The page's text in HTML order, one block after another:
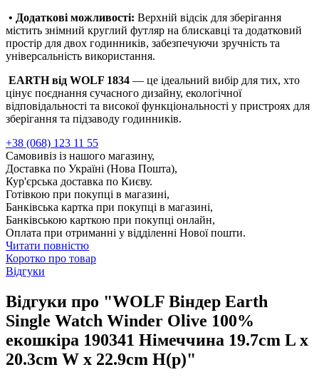
• Додаткові можливості: Верхній відсік для зберігання
містить знімний круглий футляр на блискавці та додатковий
простір для двох годинників, забезпечуючи зручність та
універсальність використання.
EARTH від WOLF 1834 — це ідеальний вибір для тих, хто
цінує поєднання сучасного дизайну, екологічної
відповідальності та високої функціональності у пристроях для
зберігання та підзаводу годинників.
+38 (068) 123 11 55
Самовивіз із нашого магазину,
Доставка по Україні (Нова Пошта),
Кур'єрська доставка по Києву.
Готівкою при покупці в магазині,
Банківська картка при покупці в магазині,
Банківською карткою при покупці онлайн,
Оплата при отриманні у відділенні Нової пошти.
Читати повністю
Коротко про товар
Відгуки
Відгуки про "WOLF Віндер Earth
Single Watch Winder Olive 100%
екошкіра 190341 Німеччина 19.7cm L x
20.3cm W x 22.9cm H(р)"